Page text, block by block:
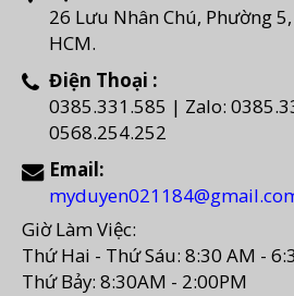
26 Lưu Nhân Chú, Phường
HCM.
Điện Thoại :
0385.331.585 | Zalo:
0568.254.252
Email:
Giờ Làm Việc:
Thứ Hai - Thứ Sáu: 8:30 AM -
Thứ Bảy: 8:30AM - 2:00PM